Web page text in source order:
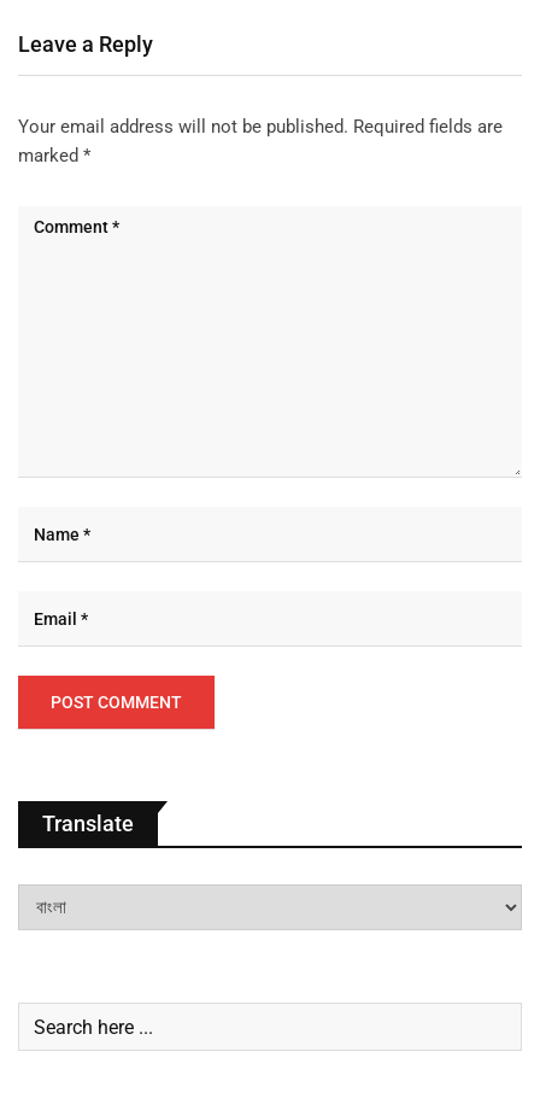
Leave a Reply
Your email address will not be published. Required fields are
marked *
Translate